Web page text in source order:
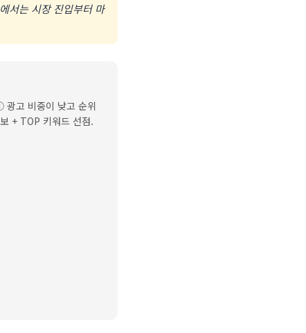
서는 시장 진입부터 마
광고 비중이 낮고 순위
+ TOP 키워드 선점.